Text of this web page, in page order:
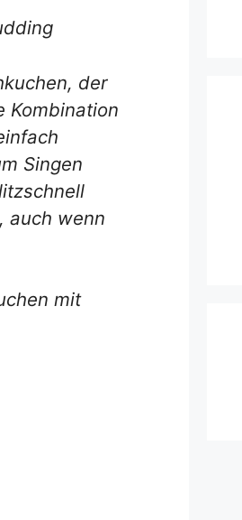
der
Kombination
Singen
auch wenn
mit